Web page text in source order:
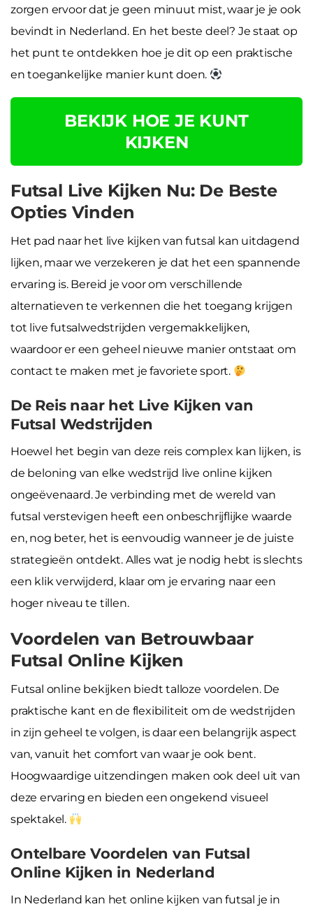
zorgen ervoor dat je geen minuut mist, waar je je ook
bevindt in Nederland. En het beste deel? Je staat op
het punt te ontdekken hoe je dit op een praktische
en toegankelijke manier kunt doen.
BEKIJK HOE JE KUNT
KIJKEN
Futsal Live Kijken Nu: De Beste
Opties Vinden
Het pad naar het live kijken van futsal kan uitdagend
lijken, maar we verzekeren je dat het een spannende
ervaring is. Bereid je voor om verschillende
alternatieven te verkennen die het toegang krijgen
tot live futsalwedstrijden vergemakkelijken,
waardoor er een geheel nieuwe manier ontstaat om
contact te maken met je favoriete sport.
De Reis naar het Live Kijken van
Futsal Wedstrijden
Hoewel het begin van deze reis complex kan lijken, is
de beloning van elke wedstrijd live online kijken
ongeëvenaard. Je verbinding met de wereld van
futsal verstevigen heeft een onbeschrijflijke waarde
en, nog beter, het is eenvoudig wanneer je de juiste
strategieën ontdekt. Alles wat je nodig hebt is slechts
een klik verwijderd, klaar om je ervaring naar een
hoger niveau te tillen.
Voordelen van Betrouwbaar
Futsal Online Kijken
Futsal online bekijken biedt talloze voordelen. De
praktische kant en de flexibiliteit om de wedstrijden
in zijn geheel te volgen, is daar een belangrijk aspect
van, vanuit het comfort van waar je ook bent.
Hoogwaardige uitzendingen maken ook deel uit van
deze ervaring en bieden een ongekend visueel
spektakel.
Ontelbare Voordelen van Futsal
Online Kijken in Nederland
In Nederland kan het online kijken van futsal je in